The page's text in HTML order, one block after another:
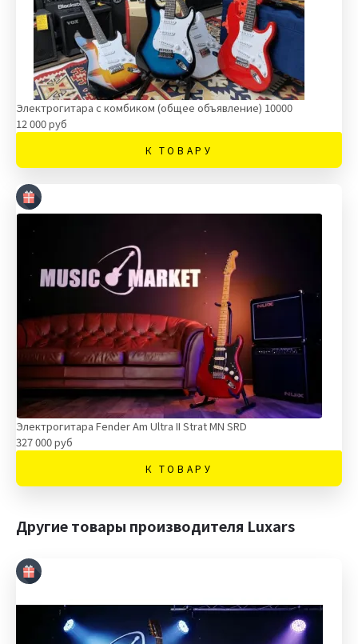
Электрогитара с комбиком (общее объявление) 10000
12 000 руб
К ТОВАРУ
Электрогитара Fender Am Ultra II Strat MN SRD
327 000 руб
К ТОВАРУ
Другие товары производителя Luxars